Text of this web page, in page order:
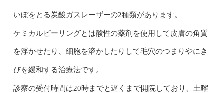
いぼをとる炭酸ガスレーザーの2種類があります。
ケミカルピーリングとは酸性の薬剤を使用して皮膚の角質
を浮かせたり、細胞を溶かしたりして毛穴のつまりやにき
びを緩和する治療法です。
診察の受付時間は20時までと遅くまで開院しており、土曜